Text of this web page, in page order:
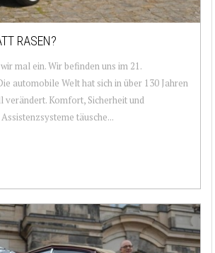
RASEN?
mal ein. Wir befinden uns im 21.
automobile Welt hat sich in über 130 Jahren
verändert. Komfort, Sicherheit und
täusche...